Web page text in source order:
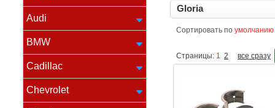
Audi
BMW
Cadillac
Chevrolet
Gloria
Сортировать по умолчанию
Страницы: 1 2 все сразу